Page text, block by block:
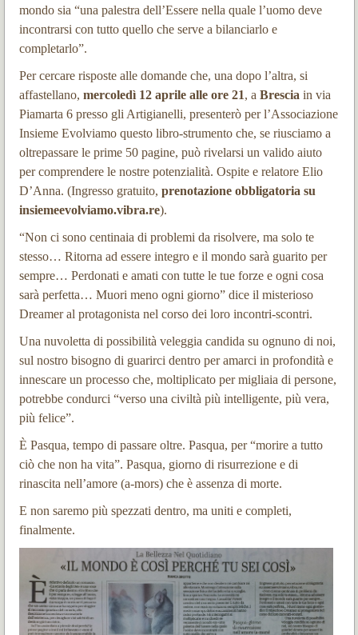
mondo sia “una palestra dell’Essere nella quale l’uomo deve
incontrarsi con tutto quello che serve a bilanciarlo e
completarlo”.
Per cercare risposte alle domande che, una dopo l’altra, si
affastellano, mercoledì 12 aprile alle ore 21, a Brescia in via
Piamarta 6 presso gli Artigianelli, presenterò per l’Associazione
Insieme Evolviamo questo libro-strumento che, se riusciamo a
oltrepassare le prime 50 pagine, può rivelarsi un valido aiuto
per comprendere le nostre potenzialità. Ospite e relatore Elio
D’Anna. (Ingresso gratuito, prenotazione obbligatoria su
insiemeevolviamo.vibra.re).
“Non ci sono centinaia di problemi da risolvere, ma solo te
stesso… Ritorna ad essere integro e il mondo sarà guarito per
sempre… Perdonati e amati con tutte le tue forze e ogni cosa
sarà perfetta… Muori meno ogni giorno” dice il misterioso
Dreamer al protagonista nel corso dei loro incontri-scontri.
Una nuvoletta di possibilità veleggia candida su ognuno di noi,
sul nostro bisogno di guarirci dentro per amarci in profondità e
innescare un processo che, moltiplicato per migliaia di persone,
potrebbe condurci “verso una civiltà più intelligente, più vera,
più felice”.
È Pasqua, tempo di passare oltre. Pasqua, per “morire a tutto
ciò che non ha vita”. Pasqua, giorno di risurrezione e di
rinascita nell’amore (a-mors) che è assenza di morte.
E non saremo più spezzati dentro, ma uniti e completi,
finalmente.